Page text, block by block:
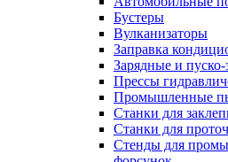
Бустеры
Вулканизаторы
Заправка
Зарядные и пуско-
Прессы
Промышленные
Станки для
Станки для
Стенды для